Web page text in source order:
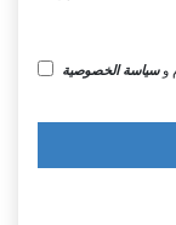
وسياسة الخصوصية